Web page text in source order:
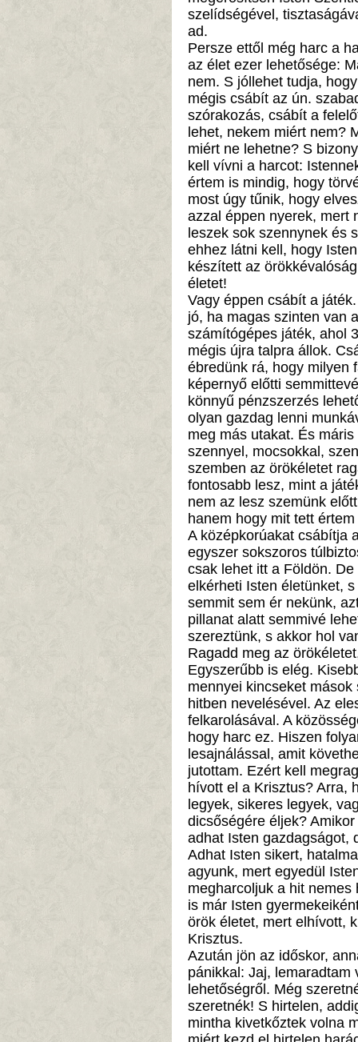
szelídségével,
ad.
Persze ettől még harc a
az élet ezer lehetősége:
nem. S jóllehet tudja,
mégis csábít az ún.
szórakozás, csábít a
lehet, nekem miért nem?
miért ne lehetne? S
kell vívni a harcot:
értem is mindig, hogy
most úgy tűnik, hogy
azzal éppen nyerek, mert
leszek sok szennynek és
ehhez látni kell, hogy
készített az
életet!
Vagy éppen csábít a
jó, ha magas szinten van
számítógépes játék, ahol
mégis újra talpra állok.
ébredünk rá, hogy milyen
képernyő előtti
könnyű pénzszerzés
olyan gazdag lenni
meg más utakat. És
szennyel, mocsokkal,
szemben az örökéletet
fontosabb lesz, mint a
nem az lesz szemünk
hanem hogy mit tett
A középkorúakat csábítja
egyszer sokszoros
csak lehet itt a Földön.
elkérheti Isten életünket,
semmit sem ér nekünk,
pillanat alatt semmivé
szereztünk, s akkor hol
Ragadd meg az
Egyszerűbb is elég.
mennyei kincseket
hitben nevelésével. Az
felkarolásával. A
hogy harc ez. Hiszen
lesajnálással, amit
jutottam. Ezért kell
hívott el a Krisztus? Arra,
legyek, sikeres legyek,
dicsőségére éljek?
adhat Isten gazdagságot,
Adhat Isten sikert,
agyunk, mert egyedül
megharcoljuk a hit
is már Isten
örök életet, mert elhívott,
Krisztus.
Azután jön az időskor,
pánikkal: Jaj, lemaradtam
lehetőségről. Még
szeretnék! S hirtelen,
mintha kivetkőztek volna